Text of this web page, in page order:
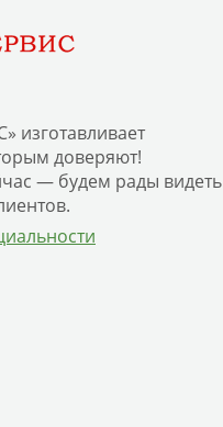
изготавливает
доверяют!
— будем рады видеть